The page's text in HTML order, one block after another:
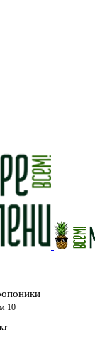
10